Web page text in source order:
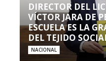
DIRECTOR DEL
VÍCTOR JARA DE
ESCUELA ES LA
DEL TEJIDO
NACIONAL